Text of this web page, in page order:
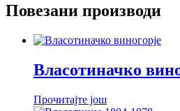
Повезани производи
Власотиначко
Прочитајте још